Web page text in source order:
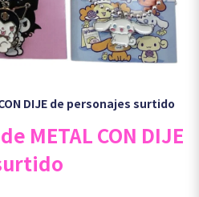
DIJE de personajes surtido
METAL CON DIJE